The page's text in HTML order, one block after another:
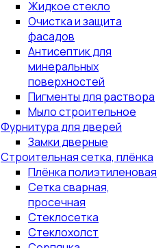
Жидкое стекло
Очистка и защита
фасадов
Антисептик для
минеральных
поверхностей
Пигменты для раствора
Мыло строительное
Фурнитура для дверей
Замки дверные
Строительная сетка, плёнка
Плёнка полиэтиленовая
Сетка сварная,
просечная
Стеклосетка
Стеклохолст